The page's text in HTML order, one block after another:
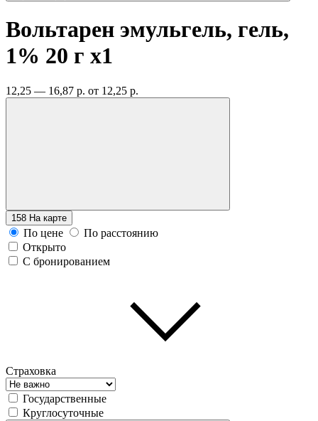
Вольтарен эмульгель, гель,
1% 20 г x1
12,25 — 16,87 р. от 12,25 р.
158 На карте
По цене
По расстоянию
Открыто
С бронированием
Страховка
Государственные
Круглосуточные